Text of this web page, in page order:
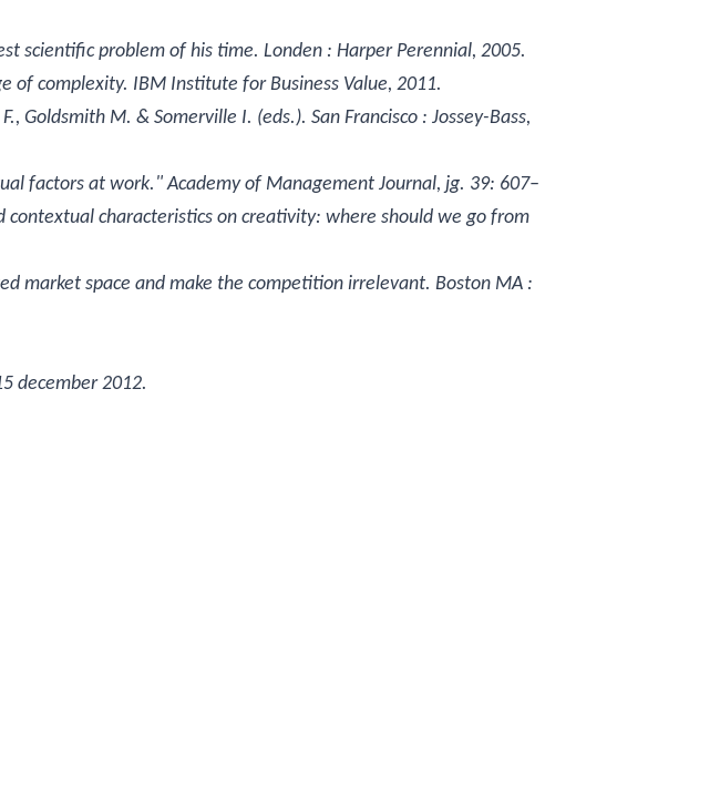
scientific problem of his time. Londen : Harper Perennial, 2005.
of complexity. IBM Institute for Business Value, 2011.
Goldsmith M. & Somerville I. (eds.). San Francisco : Jossey-Bass,
factors at work." Academy of Management Journal, jg. 39: 607–
contextual characteristics on creativity: where should we go from
market space and make the competition irrelevant. Boston MA :
december 2012.